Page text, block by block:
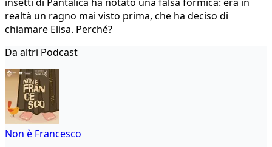
realtà un ragno mai visto prima, che ha deciso di
chiamare Elisa. Perché?
Da altri Podcast
Non è Francesco